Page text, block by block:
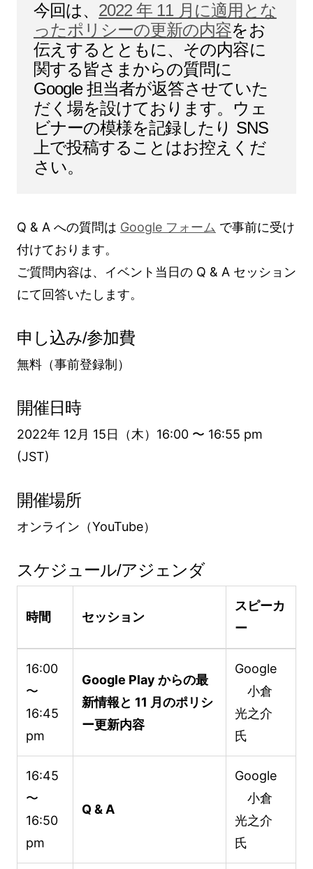
今回は、 2022 年 11 月に適用とな
ったポリシーの更新の内容をお
伝えするとともに、その内容に
関する皆さまからの質問に
Google 担当者が返答させていた
だく場を設けております。ウェ
ビナーの模様を記録したり SNS
上で投稿することはお控えくだ
さい。
Q & A への質問は Google フォーム で事前に受け
付けております。
ご質問内容は、イベント当日の Q & A セッション
にて回答いたします。
申し込み/参加費
無料（事前登録制）
開催日時
2022年 12月 15日（木）16:00 〜 16:55 pm
(JST)
開催場所
オンライン（YouTube）
スケジュール/アジェンダ
時間 セッション
スピーカ
ー
16:00
〜
16:45
pm
Google Play からの最
新情報と 11 月のポリシ
ー更新内容
Google
小倉
光之介
氏
16:45
〜
16:50
pm
Q & A
Google
小倉
光之介
氏